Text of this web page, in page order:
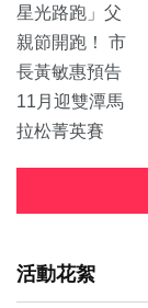
活動花絮